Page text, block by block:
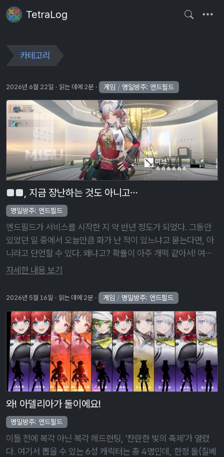
TetraLog
카테고리
2026년 6월 22일 읽는 데에 2분 게임 / 명일방주: 엔드필드
■■, 지금 장난하는 것도 아니고…
명일방주: 엔드필드
엔드필드가 서비스를 시작한 지 약 반년 정도가 되었다. 그동안
있었던 일 중에서 오늘만큼 화가 난 적이 있느냐고 묻는다면, 아
니라고 단언할 수 있다. 왜냐고? 확률이 아주 개떡 같아서! 여태
껏 별의별 개 같은 확률은 많이 보았지만, 오늘처럼 풀천장을 친
자세한 내용 보기
2026년 5월 16일 읽는 데에 2분 게임 / 명일방주: 엔드필드
와! 아델리아가 둘이에요!
명일방주: 엔드필드
이틀 전에 복각 아닌 복각 헤드헌팅, '찬란한 빛의 축제'가 열렸
다. 여기서 뽑을 수 있는 6성 캐릭터는 총 4명인데, 한정 둘(질베